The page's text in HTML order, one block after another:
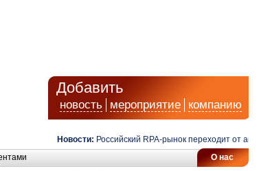
Добавить
новость мероприятие компанию
Новости: Российский RPA-рынок переходит от
О нас